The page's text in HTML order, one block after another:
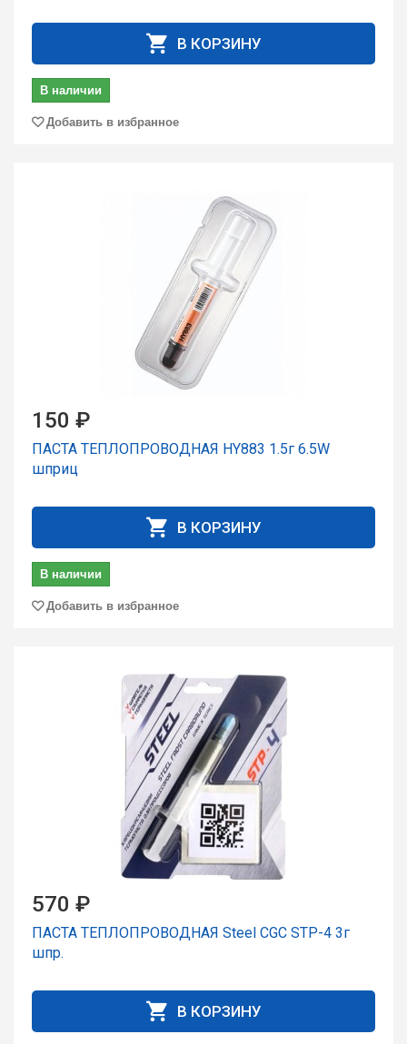
В КОРЗИНУ
В наличии
Добавить в избранное
150 ₽
ПАСТА ТЕПЛОПРОВОДНАЯ HY883 1.5г 6.5W
шпpиц
В КОРЗИНУ
В наличии
Добавить в избранное
570 ₽
ПАСТА ТЕПЛОПРОВОДНАЯ Steel CGC STP-4 3г
шпp.
В КОРЗИНУ